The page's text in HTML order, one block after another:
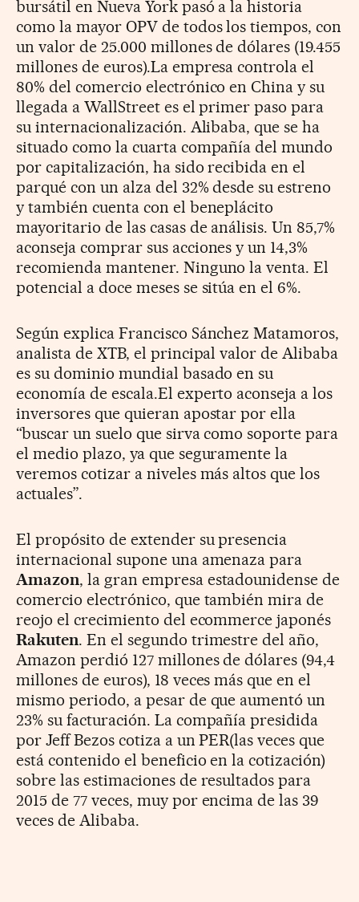
bursátil en Nueva York pasó a la historia
como la mayor OPV de todos los tiempos, con
un valor de 25.000 millones de dólares (19.455
millones de euros).La empresa controla el
80% del comercio electrónico en China y su
llegada a WallStreet es el primer paso para
su internacionalización. Alibaba, que se ha
situado como la cuarta compañía del mundo
por capitalización, ha sido recibida en el
parqué con un alza del 32% desde su estreno
y también cuenta con el beneplácito
mayoritario de las casas de análisis. Un 85,7%
aconseja comprar sus acciones y un 14,3%
recomienda mantener. Ninguno la venta. El
potencial a doce meses se sitúa en el 6%.
Según explica Francisco Sánchez Matamoros,
analista de XTB, el principal valor de Alibaba
es su dominio mundial basado en su
economía de escala.El experto aconseja a los
inversores que quieran apostar por ella
“buscar un suelo que sirva como soporte para
el medio plazo, ya que seguramente la
veremos cotizar a niveles más altos que los
actuales”.
El propósito de extender su presencia
internacional supone una amenaza para
Amazon, la gran empresa estadounidense de
comercio electrónico, que también mira de
reojo el crecimiento del ecommerce japonés
Rakuten. En el segundo trimestre del año,
Amazon perdió 127 millones de dólares (94,4
millones de euros), 18 veces más que en el
mismo periodo, a pesar de que aumentó un
23% su facturación. La compañía presidida
por Jeff Bezos cotiza a un PER(las veces que
está contenido el beneficio en la cotización)
sobre las estimaciones de resultados para
2015 de 77 veces, muy por encima de las 39
veces de Alibaba.